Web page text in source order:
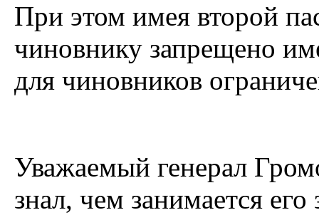
При этом имея второй
чиновнику запрещено
для чиновников
Уважаемый генерал
знал, чем занимается